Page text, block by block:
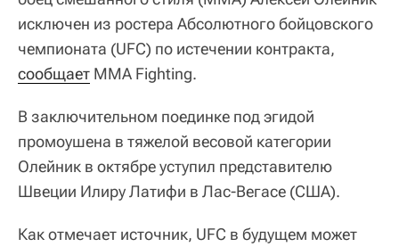
исключен из ростера Абсолютного бойцовского
чемпионата (UFC) по истечении контракта,
сообщает MMA Fighting.
В заключительном поединке под эгидой
промоушена в тяжелой весовой категории
Олейник в октябре уступил представителю
Швеции Илиру Латифи в Лас-Вегасе (США).
Как отмечает источник, UFC в будущем может